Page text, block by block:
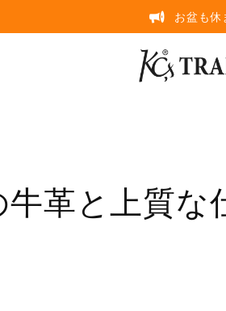
お盆も休
革と上質な